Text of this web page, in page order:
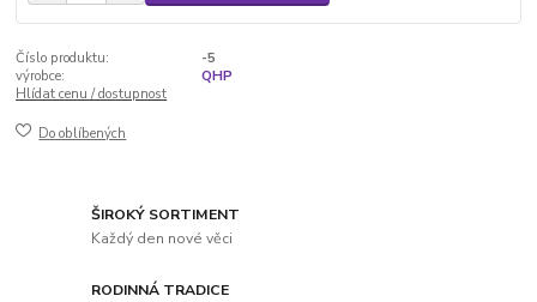
Číslo produktu:
-5
výrobce:
QHP
Hlídat cenu / dostupnost
Do oblíbených
ŠIROKÝ SORTIMENT
Každý den nové věci
RODINNÁ TRADICE